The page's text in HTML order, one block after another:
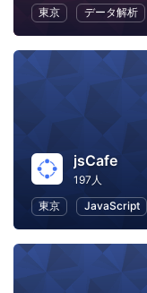
東京
データ解析
jsCafe
197人
東京
JavaScript